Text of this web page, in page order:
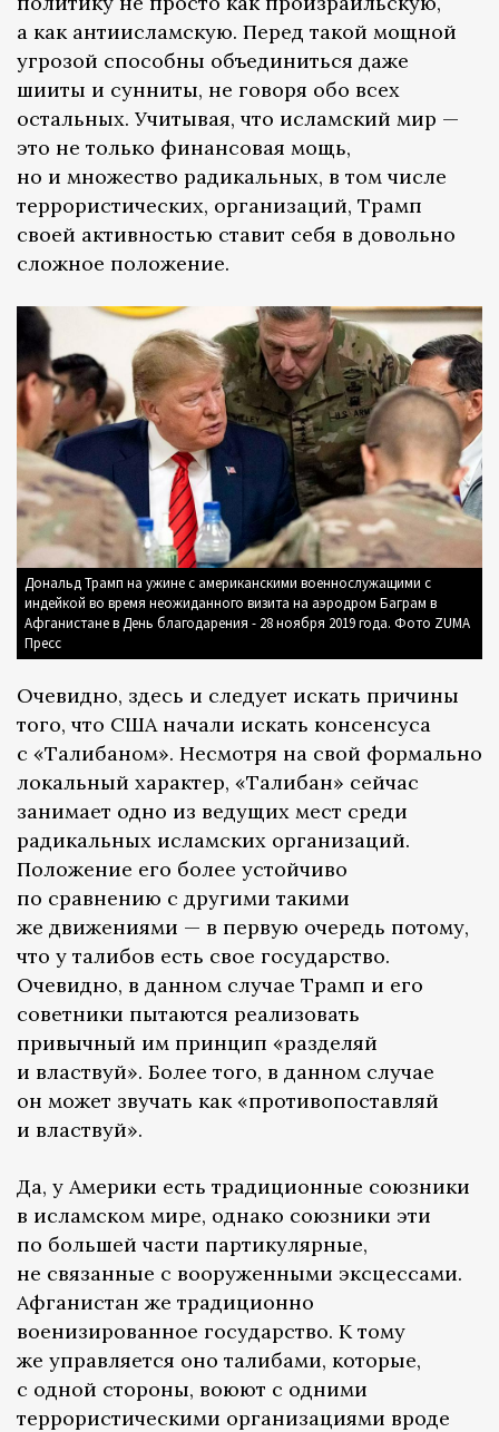
а как антиисламскую. Перед такой мощной
угрозой способны объединиться даже
шииты и сунниты, не говоря обо всех
остальных. Учитывая, что исламский мир —
это не только финансовая мощь,
но и множество радикальных, в том числе
террористических, организаций, Трамп
своей активностью ставит себя в довольно
сложное положение.
Дональд Трамп на ужине с американскими военнослужащими с
индейкой во время неожиданного визита на аэродром Баграм в
Афганистане в День благодарения - 28 ноября 2019 года. Фото ZUMA
Пресс
Очевидно, здесь и следует искать причины
того, что США начали искать консенсуса
с «Талибаном». Несмотря на свой формально
локальный характер, «Талибан» сейчас
занимает одно из ведущих мест среди
радикальных исламских организаций.
Положение его более устойчиво
по сравнению с другими такими
же движениями — в первую очередь потому,
что у талибов есть свое государство.
Очевидно, в данном случае Трамп и его
советники пытаются реализовать
привычный им принцип «разделяй
и властвуй». Более того, в данном случае
он может звучать как «противопоставляй
и властвуй».
Да, у Америки есть традиционные союзники
в исламском мире, однако союзники эти
по большей части партикулярные,
не связанные с вооруженными эксцессами.
Афганистан же традиционно
военизированное государство. К тому
же управляется оно талибами, которые,
с одной стороны, воюют с одними
террористическими организациями вроде